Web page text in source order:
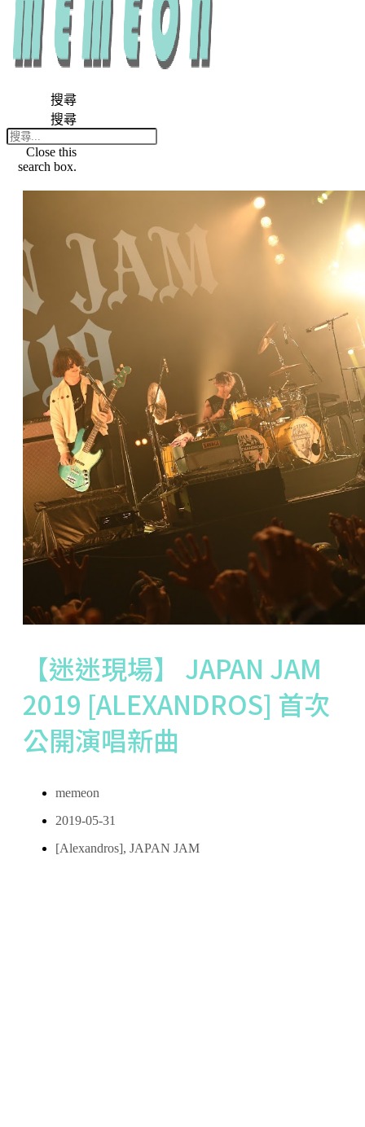
搜尋
搜尋
Close this
search box.
【迷迷現場】 JAPAN JAM
2019 [ALEXANDROS] 首次
公開演唱新曲
memeon
2019-05-31
[Alexandros], JAPAN JAM